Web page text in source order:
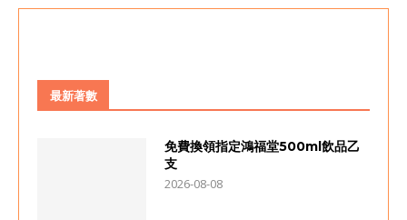
最新著數
免費換領指定鴻福堂500ml飲品乙
支
2026-08-08